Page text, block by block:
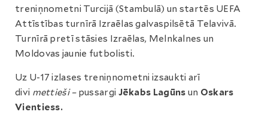
treniņnometni Turcijā (Stambulā) un startēs UEFA
Attīstības turnīrā Izraēlas galvaspilsētā Telavivā.
Turnīrā pretī stāsies Izraēlas, Melnkalnes un
Moldovas jaunie futbolisti.
Uz U-17 izlases treniņnometni izsaukti arī
divi mettieši –pussargi Jēkabs Lagūns un Oskars
Vientiess.